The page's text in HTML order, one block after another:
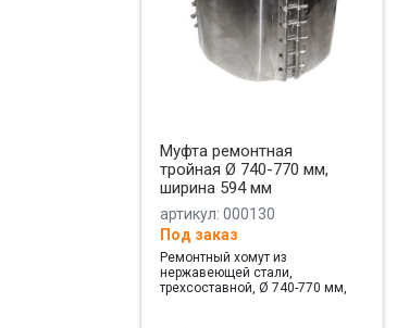
Муфта ремонтная
тройная Ø 740-770 мм,
ширина 594 мм
артикул: 000130
Под заказ
Ремонтный хомут из
нержавеющей стали,
трехсоставной, Ø 740-770 мм,